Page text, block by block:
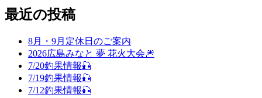
最近の投稿
8月・9月定休日のご案内
2026広島みなと 夢 花火大会🎆
7/20釣果情報🎣
7/19釣果情報🎣
7/12釣果情報🎣